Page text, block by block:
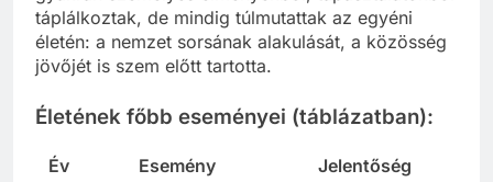
táplálkoztak, de mindig túlmutattak az egyéni
életén: a nemzet sorsának alakulását, a közösség
jövőjét is szem előtt tartotta.
Életének főbb eseményei (táblázatban):
Év Esemény
Jelentőség